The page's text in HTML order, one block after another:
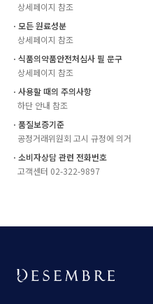
상세페이지 참조
ㆍ모든 원료성분
상세페이지 참조
ㆍ식품의약품안전처심사 필 문구
상세페이지 참조
ㆍ사용할 때의 주의사항
하단 안내 참조
ㆍ품질보증기준
공정거래위원회 고시 규정에 의거
ㆍ소비자상담 관련 전화번호
고객센터 02-322-9897